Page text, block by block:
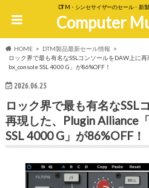
DTM・シンセサイザーのセール・新
Computer
HOME
DTM製品最新セール情報
ロック界で最も有名なSSLコンソールをDAW上に
bx_console SSL 4000 G」が86%OFF！
2026.06.25
ロック界で最も有名なSSL
再現した、Plugin Alliance
SSL 4000 G」が86%OFF！